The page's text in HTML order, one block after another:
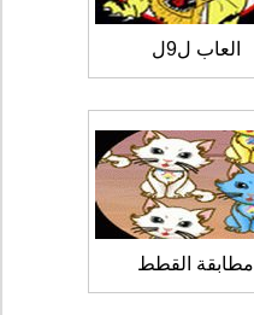
العاب ل9ل
مطابقة القطط